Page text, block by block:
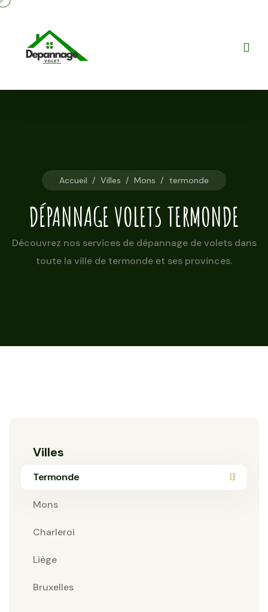
Accueil / Villes / Mons / termonde
DÉPANNAGE VOLETS TERMONDE
Découvrez nos services de dépannage de volets dans
toute la ville de termonde et ses provinces.
Villes
Termonde
Mons
Charleroi
Liège
Bruxelles